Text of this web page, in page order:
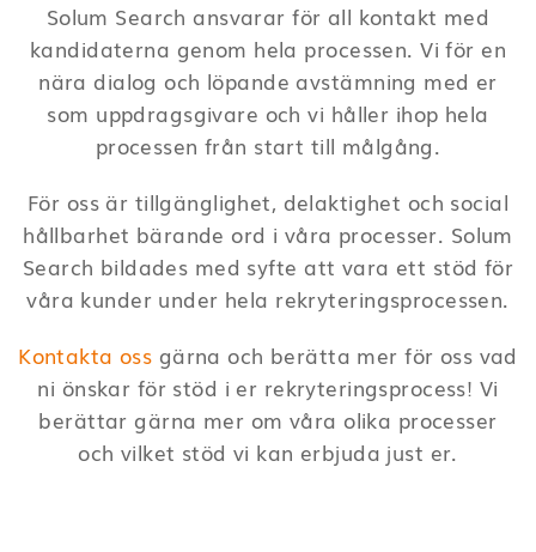
Solum Search ansvarar för all kontakt med
kandidaterna genom hela processen. Vi för en
nära dialog och löpande avstämning med er
som uppdragsgivare och vi håller ihop hela
processen från start till målgång.
För oss är tillgänglighet, delaktighet och social
hållbarhet bärande ord i våra processer. Solum
Search bildades med syfte att vara ett stöd för
våra kunder under hela rekryteringsprocessen.
Kontakta oss gärna och berätta mer för oss vad
ni önskar för stöd i er rekryteringsprocess! Vi
berättar gärna mer om våra olika processer
och vilket stöd vi kan erbjuda just er.